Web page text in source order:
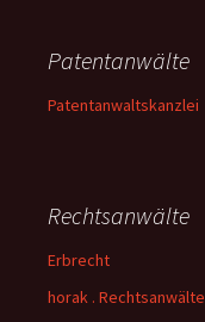
Patentanwälte
Patentanwaltskanzlei
Rechtsanwälte
Erbrecht
horak . Rechtsanwälte